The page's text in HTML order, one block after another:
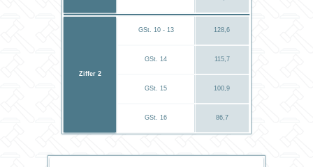
Ziffer 2
GSt. 10 - 13 128,6
GSt. 14 115,7
GSt. 15 100,9
GSt. 16 86,7